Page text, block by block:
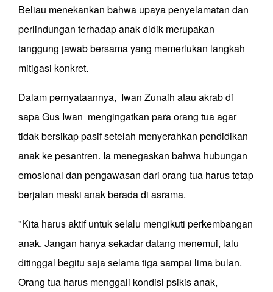
Beliau menekankan bahwa upaya penyelamatan dan
perlindungan terhadap anak didik merupakan
tanggung jawab bersama yang memerlukan langkah
mitigasi konkret.
Dalam pernyataannya, Iwan Zunaih atau akrab di
sapa Gus Iwan mengingatkan para orang tua agar
tidak bersikap pasif setelah menyerahkan pendidikan
anak ke pesantren. Ia menegaskan bahwa hubungan
emosional dan pengawasan dari orang tua harus tetap
berjalan meski anak berada di asrama.
"Kita harus aktif untuk selalu mengikuti perkembangan
anak. Jangan hanya sekadar datang menemui, lalu
ditinggal begitu saja selama tiga sampai lima bulan.
Orang tua harus menggali kondisi psikis anak,